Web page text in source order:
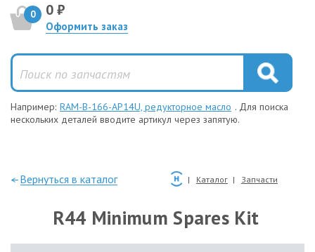
0 0 ₽
Оформить заказ
Например: RAM-B-166-AP14U, редукторное масло . Для поиска
нескольких деталей вводите артикул через запятую.
—Вернуться в каталог Каталог Запчасти
R44 Minimum Spares Kit